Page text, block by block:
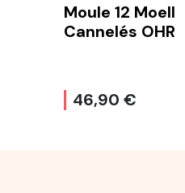
Moule 12
Cannelés
46,90 €